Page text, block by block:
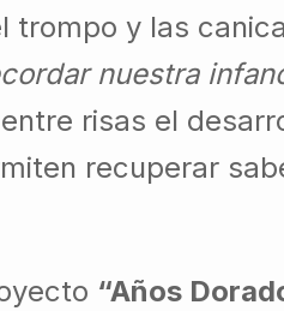
trompo y las
nuestra
risas el
recuperar
“Años